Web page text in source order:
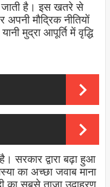
जाती है। इस खतरे से
मौद्रिक नीतियों
मुद्रा आपूर्ति में वृद्धि
सरकार द्वारा बढ़ा हुआ
का अच्छा जवाब माना